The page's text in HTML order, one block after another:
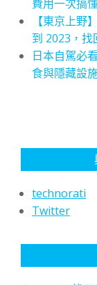
費用一次搞
【東京上野
到 2023，
日本自駕必
食與隱藏設
technorati
Twitter